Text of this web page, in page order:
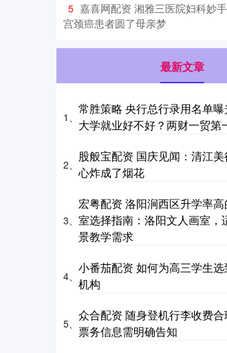
5 嘉喜网配资 湘雅三医院妇科妙
宫颈癌患者圆了母亲梦
最新文章
1、
常胜策略 央行总行录用名单
大学就业好不好？两财一贸第
2、
股般宝配资 国庆见闻：清江
心炸成了烟花
3、
宏粤配资 洛阳涧西区升学率
室选择指南：洛阳文人画室，
景教学需求
4、
小番茄配资 如何为高三学生
机构
5、
众合配资 随身登机行李收费合
票务信息需明确告知